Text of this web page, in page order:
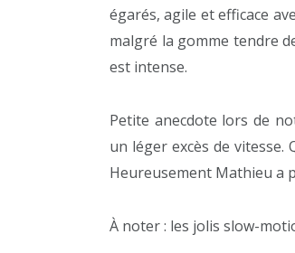
égarés, agile et efficace
malgré la gomme tendre
est intense.
Petite anecdote lors de
un léger excès de vitesse.
Heureusement Mathieu a
À noter : les jolis slow-